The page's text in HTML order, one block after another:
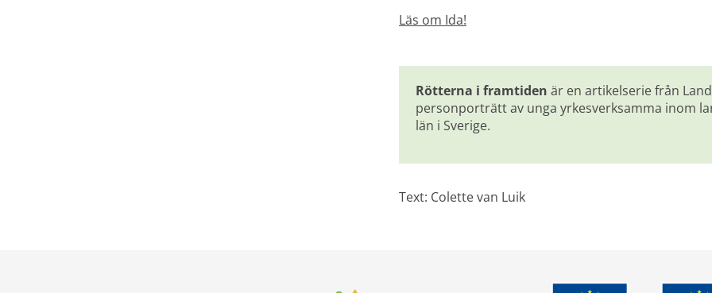
Läs om Ida!
Rötterna i framtiden är en artikelserie från
personporträtt av unga yrkesverksamma inom
län i Sverige.
Text: Colette van Luik